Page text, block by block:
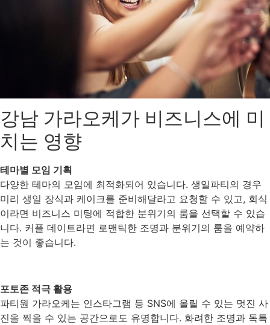
강남 가라오케가 비즈니스에 미
치는 영향
테마별 모임 기획
다양한 테마의 모임에 최적화되어 있습니다. 생일파티의 경우
미리 생일 장식과 케이크를 준비해달라고 요청할 수 있고, 회식
이라면 비즈니스 미팅에 적합한 분위기의 룸을 선택할 수 있습
니다. 커플 데이트라면 로맨틱한 조명과 분위기의 룸을 예약하
는 것이 좋습니다.
포토존 적극 활용
파티원 가라오케는 인스타그램 등 SNS에 올릴 수 있는 멋진 사
진을 찍을 수 있는 공간으로도 유명합니다. 화려한 조명과 독특